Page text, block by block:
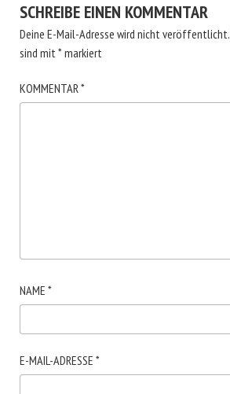
SCHREIBE EINEN KOMMENTAR
Deine E-Mail-Adresse wird nicht veröffentlicht.
sind mit*markiert
KOMMENTAR*
NAME *
E-MAIL-ADRESSE *